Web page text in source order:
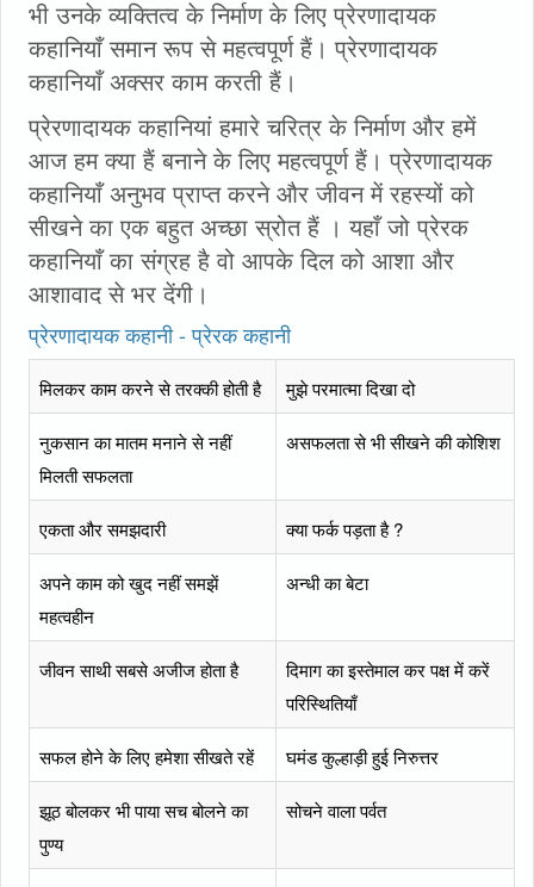
भी उनके व्यक्तित्व के निर्माण के लिए प्रेरणादायक
कहानियाँ समान रूप से महत्वपूर्ण हैं। प्रेरणादायक
कहानियाँ अक्सर काम करती हैं।
प्रेरणादायक कहानियां हमारे चरित्र के निर्माण और हमें
आज हम क्या हैं बनाने के लिए महत्वपूर्ण हैं। प्रेरणादायक
कहानियाँ अनुभव प्राप्त करने और जीवन में रहस्यों को
सीखने का एक बहुत अच्छा स्रोत हैं । यहाँ जो प्रेरक
कहानियाँ का संग्रह है वो आपके दिल को आशा और
आशावाद से भर देंगी।
प्रेरणादायक कहानी - प्रेरक कहानी
मिलकर काम करने से तरक्की होती है मुझे परमात्मा दिखा दो
नुकसान का मातम मनाने से नहीं
मिलती सफलता
असफलता से भी सीखने की कोशिश
एकता और समझदारी क्या फर्क पड़ता है ?
अपने काम को खुद नहीं समझें
महत्वहीन
अन्धी का बेटा
जीवन साथी सबसे अजीज होता है
दिमाग का इस्तेमाल कर पक्ष में करें
परिस्थितियाँ
सफल होने के लिए हमेशा सीखते रहें घमंड कुल्हाड़ी हुई निरुत्तर
झूठ बोलकर भी पाया सच बोलने का
पुण्य
सोचने वाला पर्वत